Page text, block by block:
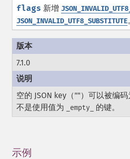
flags 新增
JSON_INVALID_UTF8_SUBSTITUTE
7.1.0
空的 JSON key（""）可以被编
不是使用值为
_empty_ 的键。
示例